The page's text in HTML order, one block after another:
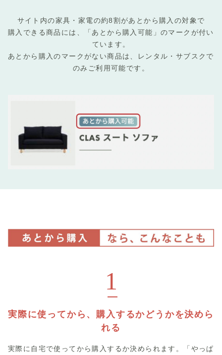
サイト内の家具・家電の約8割があとから購入の対象で
購入できる商品には、「あとから購入可能」のマークが付い
ています。
あとから購入のマークがない商品は、レンタル・サブスクで
のみご利用可能です。
1
実際に使ってから、購入するかどうかを決めら
れる
実際に自宅で使ってから購入するか決められます。「やっぱ